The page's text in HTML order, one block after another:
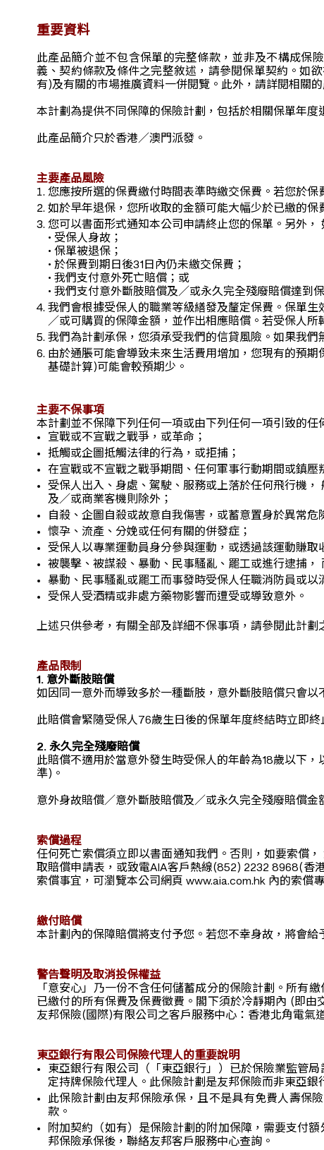
重要資料
此產品簡介並不包含保單的完整條款，並非及不構成保
義、契約條款及條件之完整敘述，請參閱保單契約。如
有)及有關的市場推廣資料一併閱覽。此外，請詳閱相關
本計劃為提供不同保障的保險計劃，包括於相關保單年
此產品簡介只於香港／澳門派發。
主要產品風險
您應按所選的保費繳付時間表準時繳交保費。若您於
如於早年退保，您所收取的金額可能大幅少於已繳的保
您可以書面形式通知本公司申請終止您的保單。另外
• 受保人身故；
• 保單被退保；
• 於保費到期日後31日內仍未繳交保費；
• 我們支付意外死亡賠償；或
• 我們支付意外斷肢賠償及／或永久完全殘廢賠償達到
我們會根據受保人的職業等級繕發及釐定保費。保單
／或可購買的保障金額，並作出相應賠償。若受保人
我們為計劃承保，您須承受我們的信貸風險。如果我
由於通脹可能會導致未來生活費用增加，您現有的預
基礎計算)可能會較預期少。
主要不保事項
本計劃並不保障下列任何一項或由下列任何一項引致的任
宣戰或不宣戰之戰爭，或革命；
抵觸或企圖抵觸法律的行為，或拒捕；
在宣戰或不宣戰之戰爭期間、任何軍事行動期間或鎮壓
受保人出入、身處、駕駛、服務或上落於任何飛行機
及／或商業客機則除外；
自殺、企圖自殺或故意自我傷害，或蓄意置身於異常
懷孕、流產、分娩或任何有關的併發症；
受保人以專業運動員身分參與運動，或透過該運動賺取
被襲擊、被謀殺、暴動、民事騷亂、罷工或進行逮捕
暴動、民事騷亂或罷工而事發時受保人任職消防員或
受保人受酒精或非處方藥物影響而遭受或導致意外。
上述只供參考，有關全部及詳細不保事項，請參閱此計劃
產品限制
1. 意外斷肢賠償
如因同一意外而導致多於一種斷肢，意外斷肢賠償只會
此賠償會緊隨受保人76歲生日後的保單年度終結時立即終
2. 永久完全殘廢賠償
此賠償不適用於當意外發生時受保人的年齡為18歲以下
準)。
意外身故賠償／意外斷肢賠償及／或永久完全殘廢賠償金
索償過程
任何死亡索償須立即以書面通知我們。否則，如要索償
取賠償申請表，或致電AIA客戶熱線(852) 2232 8968(香
索償事宜，可瀏覽本公司網頁 www.aia.com.hk 內的索償專
繳付賠償
本計劃內的保障賠償將支付予您。若您不幸身故，將會給
警告聲明及取消投保權益
「意安心」乃一份不含任何儲蓄成分的保險計劃。所有
已繳付的所有保費及保費徵費。閣下須於冷靜期內 (即
友邦保險(國際)有限公司之客戶服務中心：香港北角電氣
東亞銀行有限公司保險代理人的重要說明
東亞銀行有限公司（「東亞銀行」）已於保險業監管
定持牌保險代理人。此保險計劃是友邦保險而非東亞銀
此保險計劃由友邦保險承保，且不是具有免費人壽保
款。
附加契約（如有）是保險計劃的附加保障，需要支付
邦保險承保後，聯絡友邦客戶服務中心查詢。